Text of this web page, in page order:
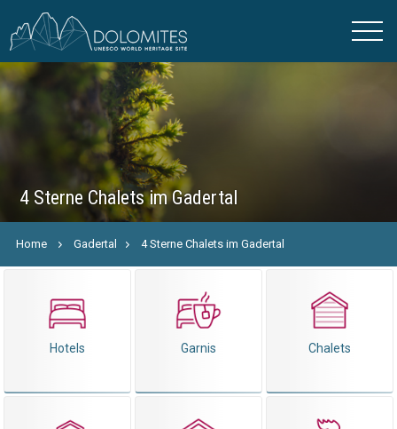
4 Sterne Chalets im Gadertal
Home Gadertal 4 Sterne Chalets im Gadertal
Hotels Garnis Chalets